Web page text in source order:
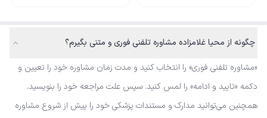
چگونه از محیا غلامزاده مشاوره تلفنی فوری و متنی بگیرم؟
«مشاوره تلفنی فوری» را انتخاب کنید و مدت زمان مشاوره خود را تعیین و
دکمه «تایید و ادامه» را لمس کنید. سپس علت مراجعه خود را بنویسید.
همچنین می‌توانید مدارک و مستندات پزشکی خود را پیش از شروع مشاوره